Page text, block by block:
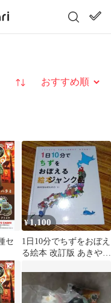
並び替え
セ
¥1,100
1日10分でちずをおぼえ
る絵本 改訂版 あきやま